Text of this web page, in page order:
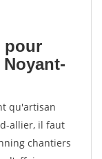
pour
qu'artisan
allier, il faut
chantiers